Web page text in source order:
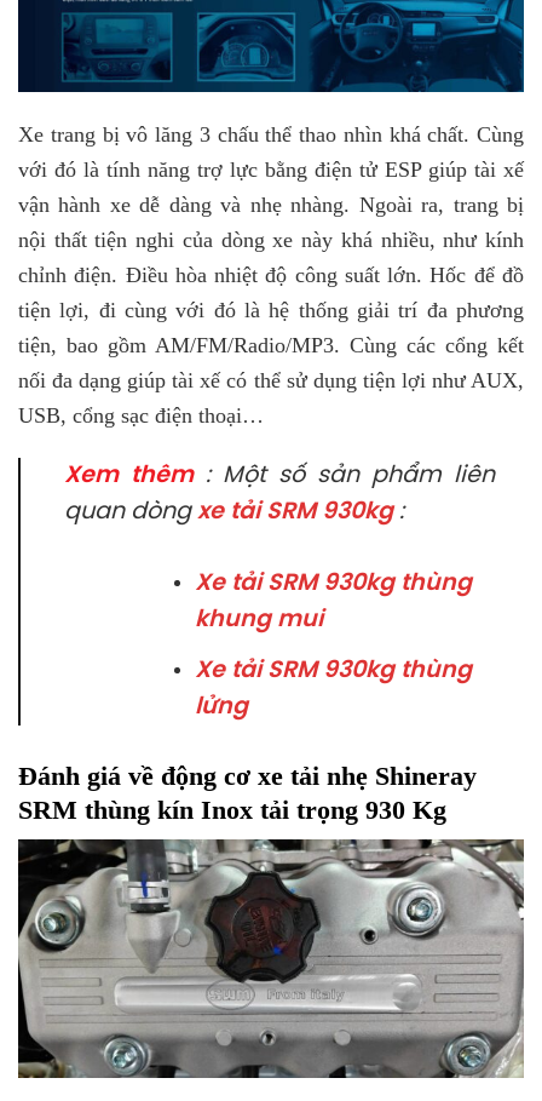
Xe trang bị vô lăng 3 chấu thể thao nhìn khá chất. Cùng
với đó là tính năng trợ lực bằng điện tử ESP giúp tài xế
vận hành xe dễ dàng và nhẹ nhàng. Ngoài ra, trang bị
nội thất tiện nghi của dòng xe này khá nhiều, như kính
chỉnh điện. Điều hòa nhiệt độ công suất lớn. Hốc để đồ
tiện lợi, đi cùng với đó là hệ thống giải trí đa phương
tiện, bao gồm AM/FM/Radio/MP3. Cùng các cổng kết
nối đa dạng giúp tài xế có thể sử dụng tiện lợi như AUX,
USB, cổng sạc điện thoại…
Xem thêm: Một số sản phẩm liên
quan dòng xe tải SRM 930kg:
Xe tải SRM 930kg thùng
khung mui
Xe tải SRM 930kg thùng
lửng
Đánh giá về động cơ xe tải nhẹ Shineray
SRM thùng kín Inox tải trọng 930 Kg